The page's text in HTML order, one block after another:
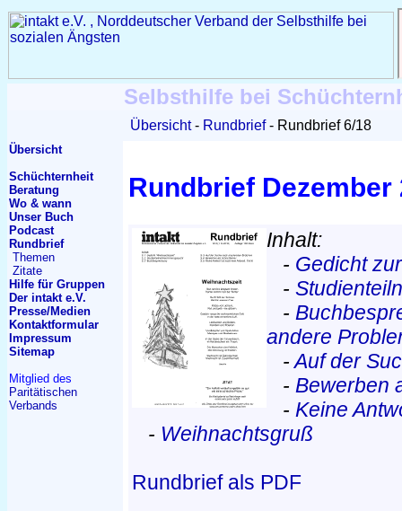
Selbsthilfe bei
Übersicht Rundbrief Rundbrief 6/18
Übersicht
Schüchternheit
Beratung
Wo & wann
Unser Buch
Podcast
Rundbrief
Themen
Zitate
Hilfe für Gruppen
Der intakt e.V.
Presse/Medien
Kontaktformular
Impressum
Sitemap
Mitglied des
Paritätischen
Verbands
Rundbrief Dezember
Inhalt:
- Gedicht
-
-
andere
-Auf der
- Bewerben
- Keine
- Weihnachtsgruß
Rundbrief als PDF